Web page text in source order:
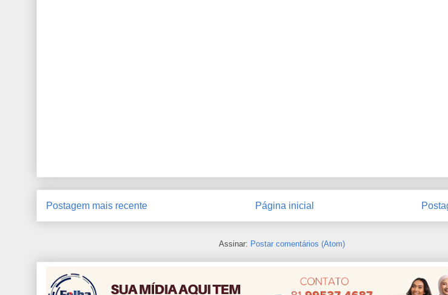
Postagem mais recente Página inicial
Assinar: Postar comentários (Atom)